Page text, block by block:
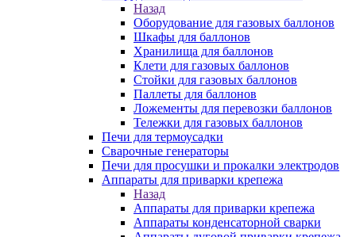
Назад
Оборудование для газовых баллонов
Шкафы для баллонов
Хранилища для баллонов
Клети для газовых баллонов
Стойки для газовых баллонов
Паллеты для баллонов
Ложементы для перевозки баллонов
Тележки для газовых баллонов
Печи для термоусадки
Сварочные генераторы
Печи для просушки и прокалки электродов
Аппараты для приварки крепежа
Назад
Аппараты для приварки крепежа
Аппараты конденсаторной сварки